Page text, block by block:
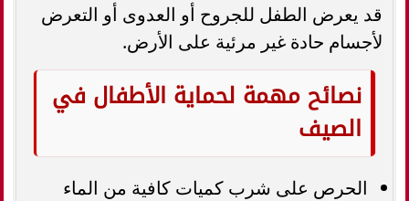
قد يعرض الطفل للجروح أو العدوى أو التعرض
لأجسام حادة غير مرئية على الأرض.
نصائح مهمة لحماية الأطفال في
الصيف
الحرص على شرب كميات كافية من الماء